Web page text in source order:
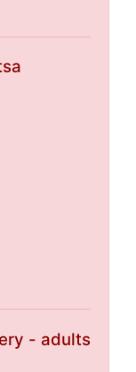
- adults